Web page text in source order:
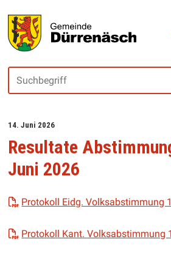
Navigieren in
Suchbegriff
Resultate
Juni 2026
14. Juni 2026
Protokoll Eidg. Volksabstimmung
Protokoll Kant. Volksabstimmung